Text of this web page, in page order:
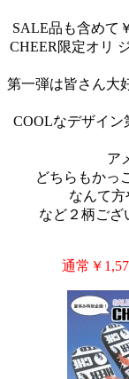
SALE品も含めて
CHEER限定オリ
第一弾は皆さん大
COOLなデザイン
ア
どちらもかっ
なんて方
など２柄ござ
通常￥